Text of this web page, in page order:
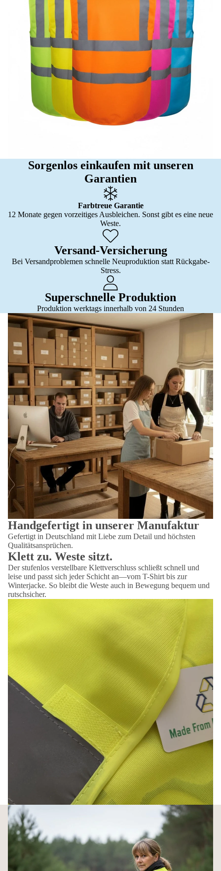
Sorgenlos einkaufen mit unseren
Garantien
Farbtreue Garantie
12 Monate gegen vorzeitiges Ausbleichen. Sonst gibt es eine neue
Weste.
Versand-Versicherung
Bei Versandproblemen schnelle Neuproduktion statt Rückgabe-
Stress.
Superschnelle Produktion
Produktion werktags innerhalb von 24 Stunden
Handgefertigt in unserer Manufaktur
Gefertigt in Deutschland mit Liebe zum Detail und höchsten
Qualitätsansprüchen.
Klett zu. Weste sitzt.
Der stufenlos verstellbare Klettverschluss schließt schnell und
leise und passt sich jeder Schicht an—vom T-Shirt bis zur
Winterjacke. So bleibt die Weste auch in Bewegung bequem und
rutschsicher.